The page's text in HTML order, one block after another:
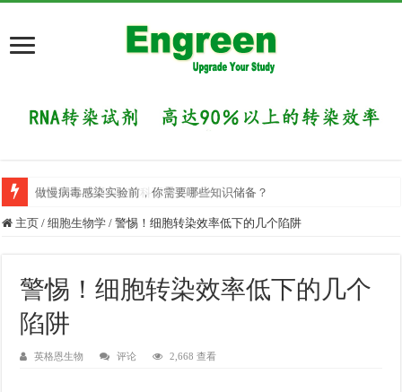
目前国内有哪些好的科研交流平台？
做慢病毒感染实验前，你需要哪些知识储备？
主页 / 细胞生物学 / 警惕！细胞转染效率低下的几个陷阱
警惕！细胞转染效率低下的几个
陷阱
英格恩生物 评论 2,668 查看